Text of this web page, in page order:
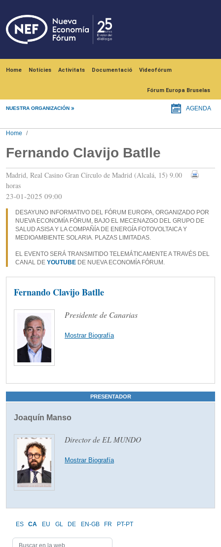
Home Notícies Activitats Documentació Videofórum
Fórum Europa Bruselas
NUESTRA ORGANIZACIÓN AGENDA
Home
Fernando Clavijo Batlle
Madrid, Real Casino Gran Círculo de Madrid (Alcalá, 15) 9.00
horas
23-01-2025 09:00
DESAYUNO INFORMATIVO DEL FÓRUM EUROPA, ORGANIZADO POR
NUEVA ECONOMÍA FÓRUM, BAJO EL MECENAZGO DEL GRUPO DE
SALUD ASISA Y LA COMPAÑÍA DE ENERGÍA FOTOVOLTAICA Y
MEDIOAMBIENTE SOLARIA. PLAZAS LIMITADAS.
EL EVENTO SERÁ TRANSMITIDO TELEMÁTICAMENTE A TRAVÉS DEL
CANAL DE YOUTUBE DE NUEVA ECONOMÍA FÓRUM.
Fernando Clavijo Batlle
Presidente de Canarias
Mostrar Biografía
PRESENTADOR
Joaquín Manso
Director de EL MUNDO
Mostrar Biografía
ES CA EU GL DE EN-GB FR PT-PT